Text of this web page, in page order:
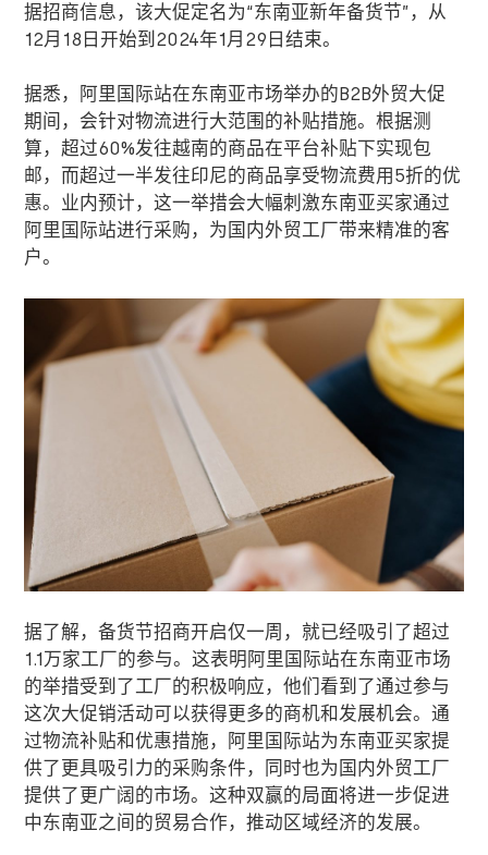
据招商信息，该大促定名为“东南亚新年备货节” ，从
12月 18 日开始到 2024年1月 29 日结束。
据悉，阿里国际站在东南亚市场举办的B2B外贸大促
期间，会针对物流进行大范围的补贴措施。根据测
算，超过60%发往越南的商品在平台补贴下实现包
邮，而超过一半发往印尼的商品享受物流费用 5折的优
惠。业内预计，这一举措会大幅刺激东南亚买家通过
阿里国际站进行采购，为国内外贸工厂带来精准的客
户。
据了解，备货节招商开启仅一周，就已经吸引了超过
1.1万家工厂的参与。这表明阿里国际站在东南亚市场
的举措受到了工厂的积极响应，他们看到了通过参与
这次大促销活动可以获得更多的商机和发展机会。通
过物流补贴和优惠措施，阿里国际站为东南亚买家提
供了更具吸引力的采购条件，同时也为国内外贸工厂
提供了更广阔的市场。这种双赢的局面将进一步促进
中东南亚之间的贸易合作，推动区域经济的发展。